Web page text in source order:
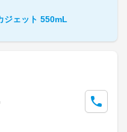
ジェット 550mL